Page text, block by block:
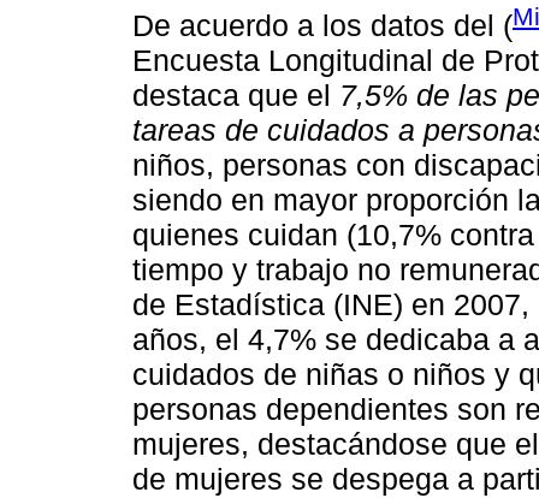
De acuerdo a los datos del (
Encuesta Longitudinal de
destaca que el 7,5% de las
tareas de cuidados a
niños, personas con
siendo en mayor proporción
quienes cuidan (10,7%
tiempo y trabajo no
de Estadística (INE) en
años, el 4,7% se dedicaba a
cuidados de niñas o niños y
personas dependientes son
mujeres, destacándose que
de mujeres se despega a